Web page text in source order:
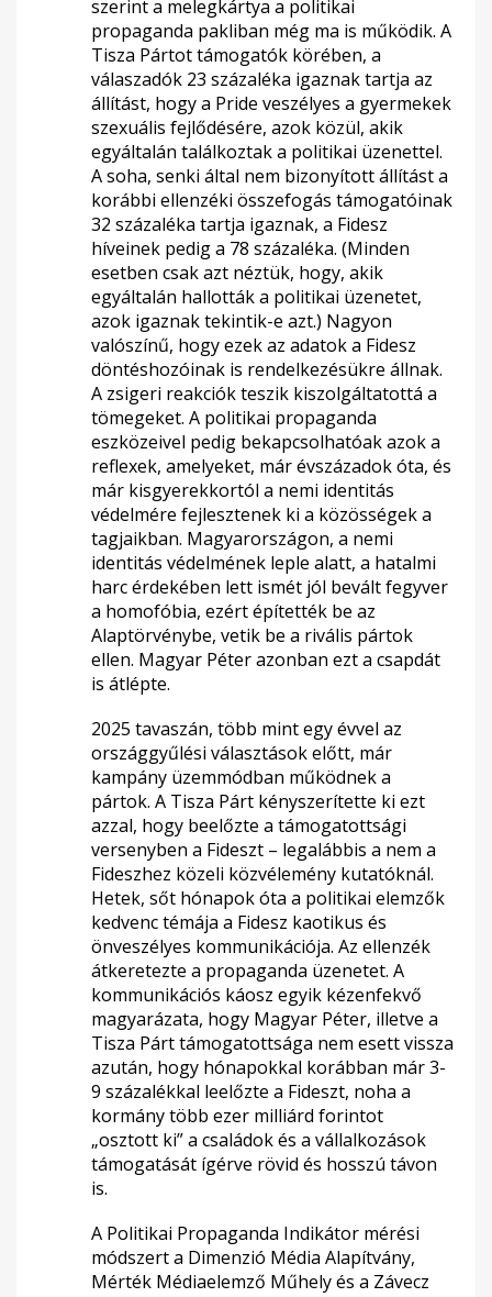
szerint a melegkártya a politikai
propaganda pakliban még ma is működik. A
Tisza Pártot támogatók körében, a
válaszadók 23 százaléka igaznak tartja az
állítást, hogy a Pride veszélyes a gyermekek
szexuális fejlődésére, azok közül, akik
egyáltalán találkoztak a politikai üzenettel.
A soha, senki által nem bizonyított állítást a
korábbi ellenzéki összefogás támogatóinak
32 százaléka tartja igaznak, a Fidesz
híveinek pedig a 78 százaléka. (Minden
esetben csak azt néztük, hogy, akik
egyáltalán hallották a politikai üzenetet,
azok igaznak tekintik-e azt.) Nagyon
valószínű, hogy ezek az adatok a Fidesz
döntéshozóinak is rendelkezésükre állnak.
A zsigeri reakciók teszik kiszolgáltatottá a
tömegeket. A politikai propaganda
eszközeivel pedig bekapcsolhatóak azok a
reflexek, amelyeket, már évszázadok óta, és
már kisgyerekkortól a nemi identitás
védelmére fejlesztenek ki a közösségek a
tagjaikban. Magyarországon, a nemi
identitás védelmének leple alatt, a hatalmi
harc érdekében lett ismét jól bevált fegyver
a homofóbia, ezért építették be az
Alaptörvénybe, vetik be a rivális pártok
ellen. Magyar Péter azonban ezt a csapdát
is átlépte.
2025 tavaszán, több mint egy évvel az
országgyűlési választások előtt, már
kampány üzemmódban működnek a
pártok. A Tisza Párt kényszerítette ki ezt
azzal, hogy beelőzte a támogatottsági
versenyben a Fideszt – legalábbis a nem a
Fideszhez közeli közvélemény kutatóknál.
Hetek, sőt hónapok óta a politikai elemzők
kedvenc témája a Fidesz kaotikus és
önveszélyes kommunikációja. Az ellenzék
átkeretezte a propaganda üzenetet. A
kommunikációs káosz egyik kézenfekvő
magyarázata, hogy Magyar Péter, illetve a
Tisza Párt támogatottsága nem esett vissza
azután, hogy hónapokkal korábban már 3-
9 százalékkal leelőzte a Fideszt, noha a
kormány több ezer milliárd forintot
„osztott ki” a családok és a vállalkozások
támogatását ígérve rövid és hosszú távon
is.
A Politikai Propaganda Indikátor mérési
módszert a Dimenzió Média Alapítvány,
Mérték Médiaelemző Műhely és a Závecz